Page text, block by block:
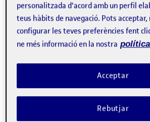
Manuel Méndez
personalitzada d'acord amb un perfil
teus hàbits de navegació. Pots
configurar les teves preferències fent
ne més informació en la nostra
Rebutjar
Acceptar